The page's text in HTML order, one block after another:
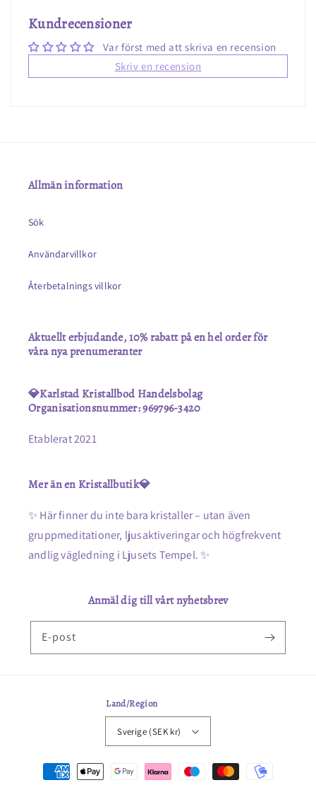
Kundrecensioner
Var först med att skriva en recension
Skriv en recension
Allmän information
Sök
Användarvillkor
Återbetalnings villkor
Aktuellt erbjudande, 10% rabatt på en hel order för
våra nya prenumeranter
💎Karlstad Kristallbod Handelsbolag
Organisationsnummer: 969796-3420
Etablerat 2021
Mer än en Kristallbutik💎
✨ Här finner du inte bara kristaller – utan även
gruppmeditationer, ljusaktiveringar och högfrekvent
andlig vägledning i Ljusets Tempel. ✨
Anmäl dig till vårt nyhetsbrev
E-post
Land/Region
Sverige (SEK kr)
Betalningsmetoder